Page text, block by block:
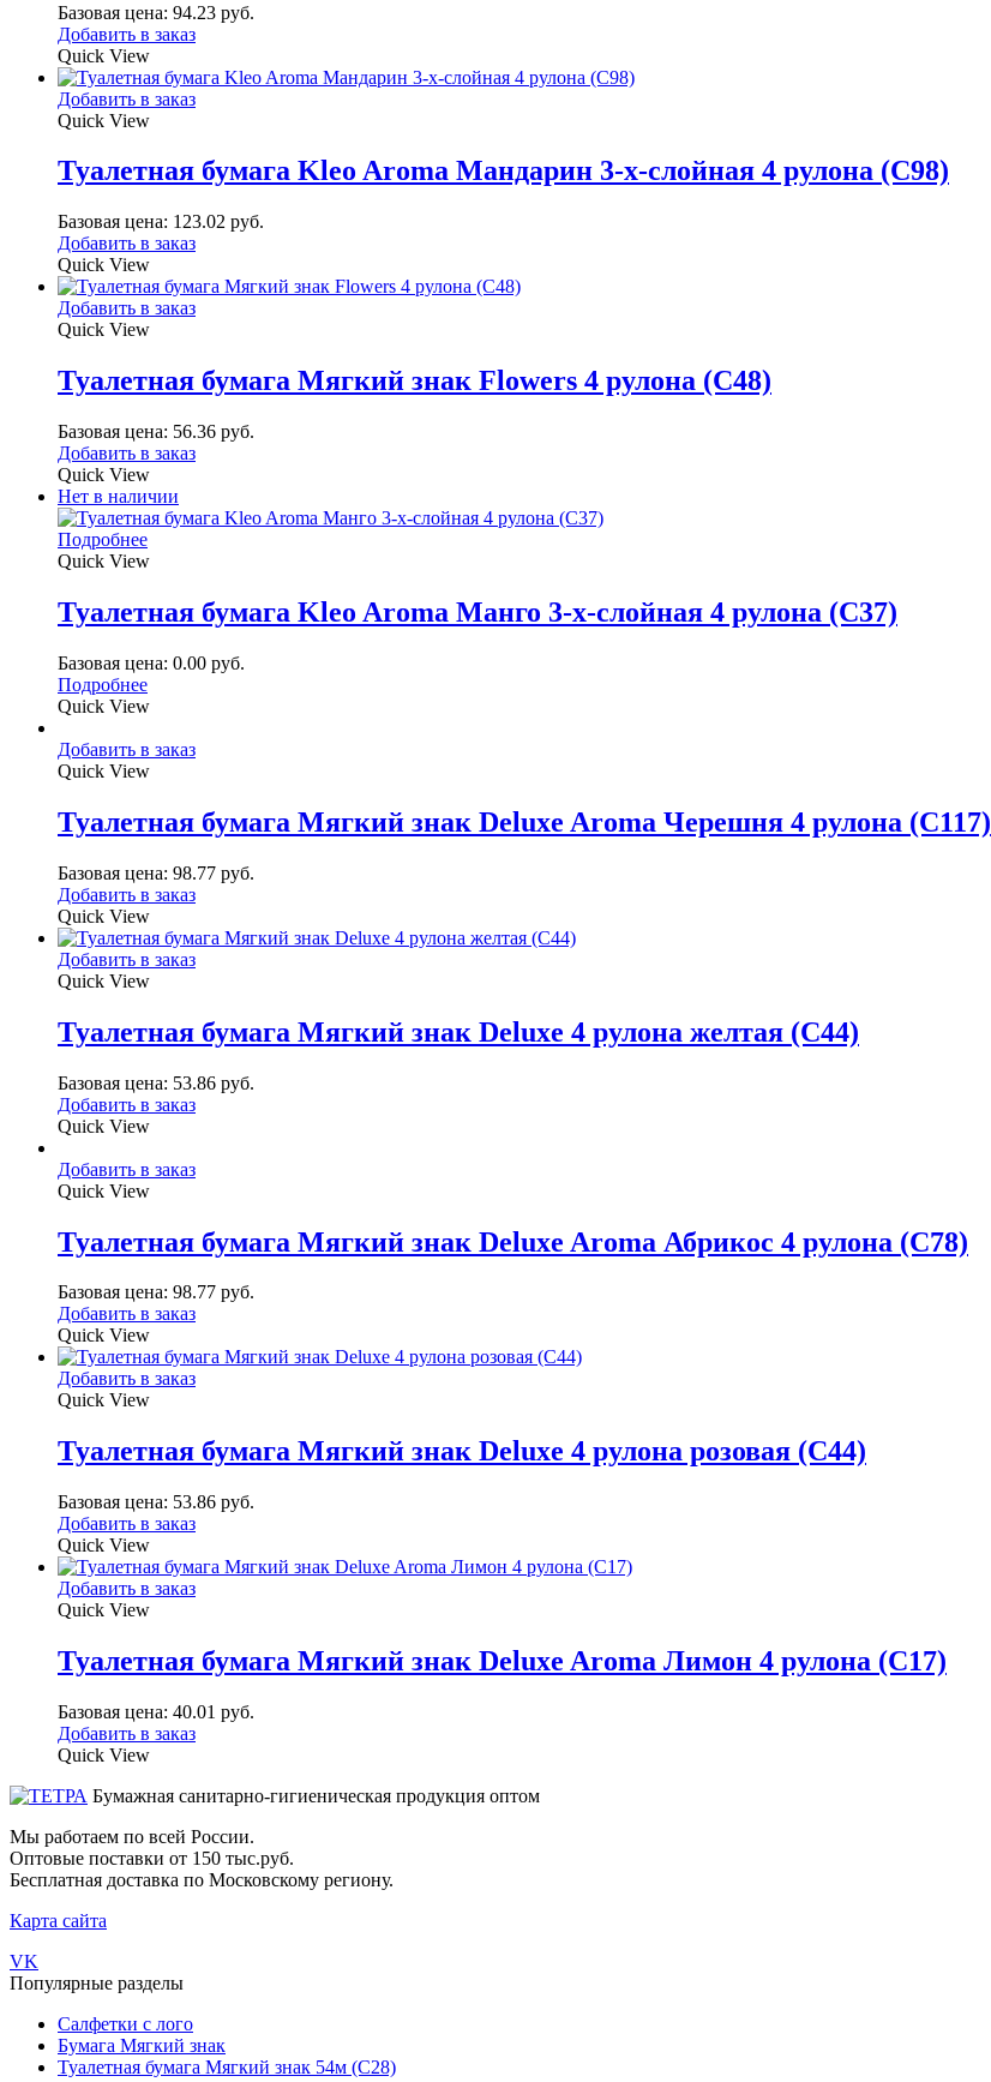
Базовая цена: 94.23 руб.
Добавить в заказ
Quick View
Добавить в заказ
Quick View
Туалетная бумага Kleo Aroma Мандарин 3-х-слойная 4 рулона (С98)
Базовая цена: 123.02 руб.
Добавить в заказ
Quick View
Добавить в заказ
Quick View
Туалетная бумага Мягкий знак Flowers 4 рулона (С48)
Базовая цена: 56.36 руб.
Добавить в заказ
Quick View
Нет в наличии
Подробнее
Quick View
Туалетная бумага Kleo Aroma Манго 3-х-слойная 4 рулона (С37)
Базовая цена: 0.00 руб.
Подробнее
Quick View
Добавить в заказ
Quick View
Туалетная бумага Мягкий знак Deluxe Aroma Черешня 4 рулона (С117)
Базовая цена: 98.77 руб.
Добавить в заказ
Quick View
Добавить в заказ
Quick View
Туалетная бумага Мягкий знак Deluxe 4 рулона желтая (С44)
Базовая цена: 53.86 руб.
Добавить в заказ
Quick View
Добавить в заказ
Quick View
Туалетная бумага Мягкий знак Deluxe Aroma Абрикос 4 рулона (С78)
Базовая цена: 98.77 руб.
Добавить в заказ
Quick View
Добавить в заказ
Quick View
Туалетная бумага Мягкий знак Deluxe 4 рулона розовая (С44)
Базовая цена: 53.86 руб.
Добавить в заказ
Quick View
Добавить в заказ
Quick View
Туалетная бумага Мягкий знак Deluxe Aroma Лимон 4 рулона (С17)
Базовая цена: 40.01 руб.
Добавить в заказ
Quick View
Бумажная санитарно-гигиеническая продукция оптом
Мы работаем по всей России.
Оптовые поставки от 150 тыс.руб.
Бесплатная доставка по Московскому региону.
Карта сайта
VK
Популярные разделы
Салфетки с лого
Бумага Мягкий знак
Туалетная бумага Мягкий знак 54м (С28)